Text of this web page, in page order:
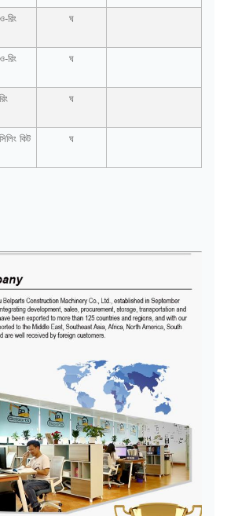
ও-রিং ঘ
ও-রিং ঘ
রিং ঘ
সিলিং কিট ঘ